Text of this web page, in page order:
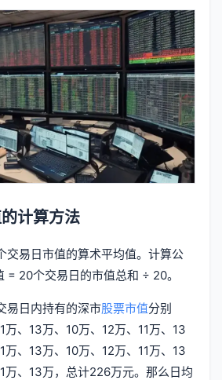
计算方法
交易日市值的算术平均值。计算公
= 20个交易日的市值总和 ÷ 20。
易日内持有的深市股票市值分别
万、13万、10万、12万、11万、13
万、13万、10万、12万、11万、13
万、13万，总计226万元。那么日均